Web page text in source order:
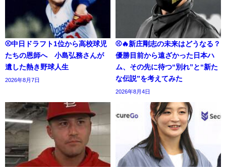
⚾中日ドラフト1位から高校球児
たちの恩師へ 小島弘務さんが
遺した熱き野球人生
2026年8月7日
⚾🔥新庄剛志の未来はどうなる？
優勝目前から遠ざかった日本ハ
ム、その先に待つ“別れ”と“新た
な伝説”を考えてみた
2026年8月4日